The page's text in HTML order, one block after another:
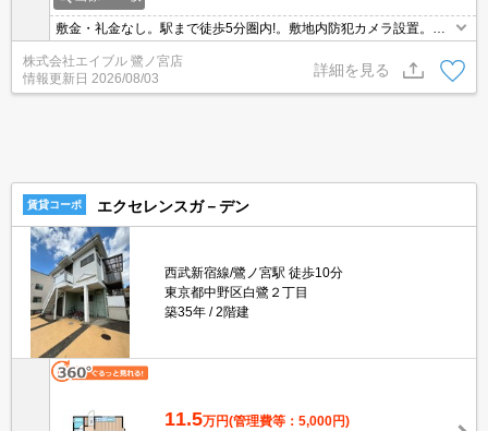
敷金・礼金なし。駅まで徒歩5分圏内!。敷地内防犯カメラ設置。ロ
フト好きにオススメ。温水洗浄便座付き。TVインターホン付き。室
内洗濯機置場。二人入居応相談。ガスキッチン。
株式会社エイブル 鷺ノ宮店
情報更新日 2026/08/03
詳細を見る
賃貸コーポ エクセレンスガ－デン
西武新宿線/鷺ノ宮駅 徒歩10分
東京都中野区白鷺２丁目
築35年
2階建
11.5万円(管理費等：5,000円)